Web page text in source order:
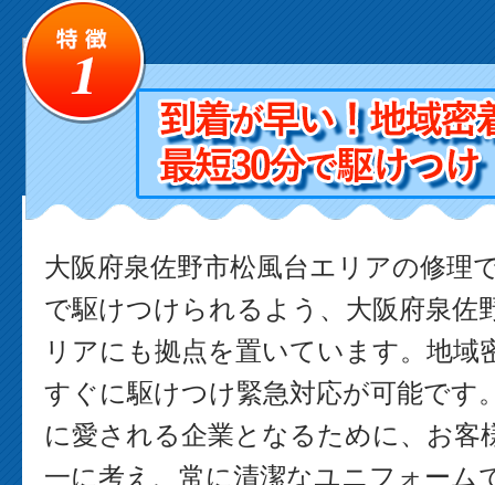
大阪府泉佐野市松風台エリアの修理
で駆けつけられるよう、大阪府泉佐
リアにも拠点を置いています。地域
すぐに駆けつけ緊急対応が可能です
に愛される企業となるために、お客
一に考え、常に清潔なユニフォーム